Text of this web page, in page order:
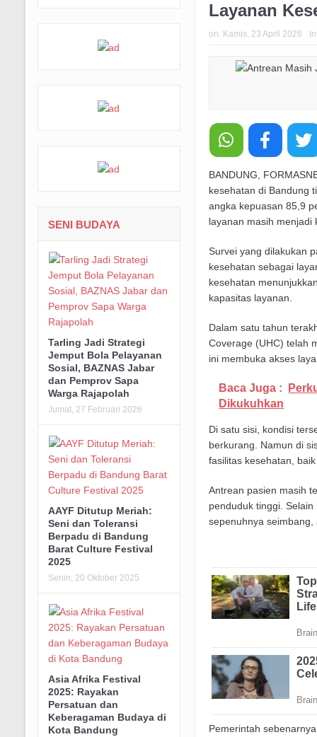
Layanan
on: Kamis, 23 April 2026
BANDUNG,
kesehatan di Bandung
angka kepuasan 85,9
layanan masih menjadi
Survei yang dilakukan
kesehatan sebagai
kesehatan
kapasitas layanan.
Dalam satu tahun
Coverage (UHC) telah
ini membuka akses
Baca Juga :
Dikukuhkan
Di satu sisi, kondisi
berkurang. Namun di
fasilitas kesehatan,
Antrean pasien masih
penduduk tinggi.
sepenuhnya
Pemerintah
SENI BUDAYA
Tarling Jadi Strategi
Jemput Bola Pelayanan
Sosial, BAZNAS Jabar
dan Pemprov Sapa
Warga Rajapolah
Jumat, 27 Februari 2026
AAYF Ditutup Meriah:
Seni dan Toleransi
Berpadu di Bandung
Barat Culture Festival
2025
Senin, 20 Oktober 2025
Asia Afrika Festival
2025: Rayakan
Persatuan dan
Keberagaman Budaya di
Kota Bandung